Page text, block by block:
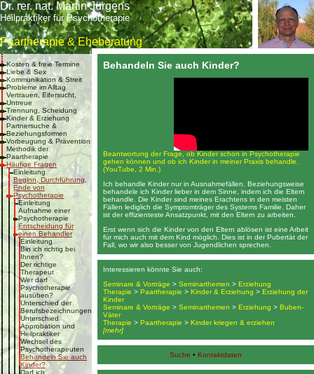
Dr. rer. nat. Martin Jürgens
Heilpraktiker für Psychotherapie
Paartherapie & Eheberatung
Kosten & freie Termine
Liebe & Sex
Kommunikation & Streit
Probleme im Alltag
Vertrauen, Eifersucht,
Untreue
Trennung, Scheidung
Kinder & Erziehung
Partnersuche &
Beziehungsformen
Vorbeugung & Prävention
Methodik der
Paartherapie
Häufige Fragen
Einleitung
Beginn, Durchführung,
Ende von
Psychotherapie
Einleitung
Aufnahme einer
Psychotherapie
Entscheidung für
einen Behandler
Einleitung
Bin ich richtig bei
Ihnen?
Der richtige
Therapeut
Wer darf
Psychotherapie
ausüben?
Unterschied der
Berufsbezeichnungen
Unterschied
Approbation und
Heilpraktiker
Wechsel des
Psychotherapeuten
Behandeln Sie auch
Kinder?
Darf ich
Behandeln Sie auch Kinder?
Beantwortung der Frage, ob Kinder schon in Psy­cho­therapie
gehen können und ob ich Kinder in meiner Praxis behandle.
(YouTube, 2 Min.)
Ich behandle Kinder nur in Ausnahmefällen. Beziehungsweise
behandele ich Kinder lieber in dem Sinne, indem ich die Eltern
behandle. Die Kinder sind meines Erachtens in den meisten
Fällen lediglich die Symptomträger des Systems Familie. Daher
ist der effizienteste Ansatzpunkt, mit den Eltern zu arbeiten.
Erst wenn sich die Kinder von den Eltern ablösen ist eine Arbeit
für mich auch mit dem Kind möglich. Dies ist in der Pubertät der
Fall, wo wir also besser von Jugendlichen sprechen.
Interessieren könnte Sie auch:
Seminare & Vorträge > Seminarthemen > Erziehung
Therapie > Paartherapie > Kinder & Erziehung > Erziehung der
Kinder
Seminare & Vorträge > Seminarthemen > Erziehung > Buben-
Väter
Therapie > Paartherapie > Kinder kriegen & erziehen
[mehr]
Suche • Kontaktdaten